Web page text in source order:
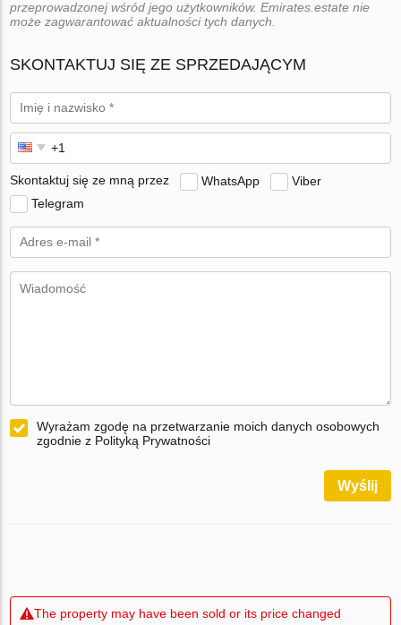
przeprowadzonej wśród jego użytkowników. Emirates.estate nie
może zagwarantować aktualności tych danych.
SKONTAKTUJ SIĘ ZE SPRZEDAJĄCYM
Skontaktuj się ze mną przez WhatsApp
Viber
Telegram
Wyrażam zgodę na przetwarzanie moich danych osobowych
zgodnie z Polityką Prywatności
Wyślij
The property may have been sold or its price changed